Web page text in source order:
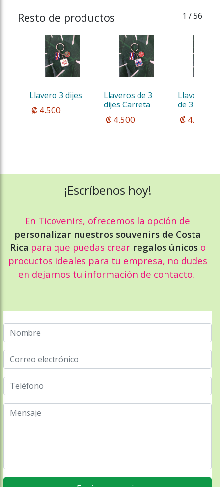
Resto de productos 1 / 56
Llavero 3 dijes
₡ 4.500
Llaveros de 3
dijes Carreta
₡ 4.500
Llavero
de 3 dijes
₡ 4.500
¡Escríbenos hoy!
En Ticovenirs, ofrecemos la opción de
personalizar nuestros souvenirs de Costa
Rica para que puedas crear regalos únicos o
productos ideales para tu empresa, no dudes
en dejarnos tu información de contacto.